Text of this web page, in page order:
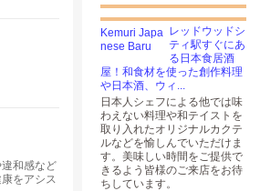
和感など
をアシス
レッドウッドシ
ティ駅すぐにあ
る日本食居酒
屋！和食材を使った創作料理
や日本酒、ウィ...
日本人シェフによる他では味
わえない料理や和テイストを
取り入れたオリジナルカクテ
ルなどを愉しんでいただけま
す。美味しい時間をご提供で
きるよう皆様のご来店をお待
ちしています。